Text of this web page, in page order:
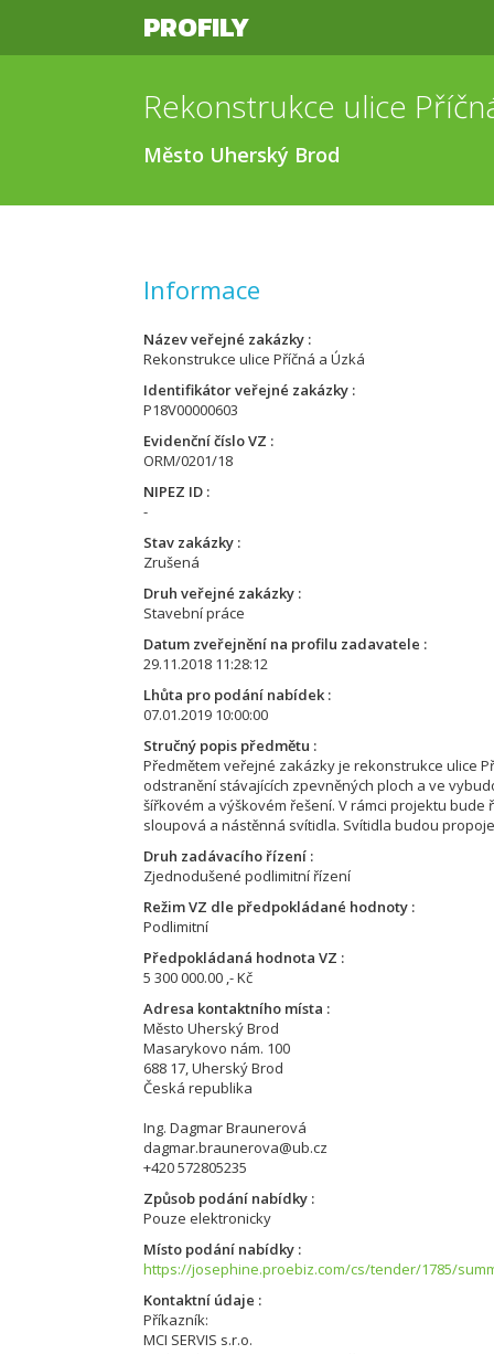
PROFILY
Rekonstrukce ulice
Město Uherský Brod
Informace
Název veřejné zakázky
Rekonstrukce ulice Příčná a Úzká
Identifikátor veřejné zakázky
P18V00000603
Evidenční číslo VZ
ORM/0201/18
NIPEZ ID
-
Stav zakázky
Zrušená
Druh veřejné zakázky
Stavební práce
Datum zveřejnění na profilu zadavatele
29.11.2018 11:28:12
Lhůta pro podání nabídek
07.01.2019 10:00:00
Stručný popis předmětu
Předmětem veřejné zakázky je rekonstrukce ulice
odstranění stávajících zpevněných ploch a ve
šířkovém a výškovém řešení. V rámci projektu
sloupová a nástěnná svítidla. Svítidla budou
Druh zadávacího řízení
Zjednodušené podlimitní řízení
Režim VZ dle předpokládané hodnoty
Podlimitní
Předpokládaná hodnota VZ
5 300 000.00 ,- Kč
Adresa kontaktního místa
Město Uherský Brod
Masarykovo nám. 100
688 17, Uherský Brod
Česká republika
Ing. Dagmar Braunerová
dagmar.braunerova@ub.cz
+420 572805235
Způsob podání nabídky
Pouze elektronicky
Místo podání nabídky
https://josephine.proebiz.com/cs/tender/1785/
Kontaktní údaje
Příkazník:
MCI SERVIS s.r.o.